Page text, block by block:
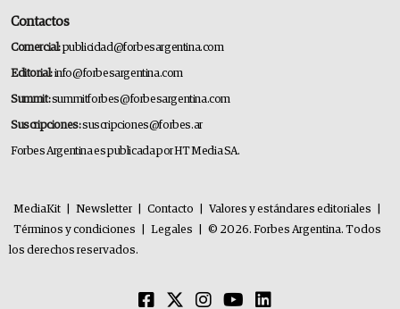
Contactos
Comercial:publicidad@forbesargentina.com
Editorial:info@forbesargentina.com
Summit:summitforbes@forbesargentina.com
Suscripciones:suscripciones@forbes.ar
Forbes Argentina es publicada por HT Media SA.
MediaKit Newsletter Contacto Valores y estándares editoriales
Términos y condiciones
Legales
© 2026. Forbes Argentina. Todos
los derechos reservados.